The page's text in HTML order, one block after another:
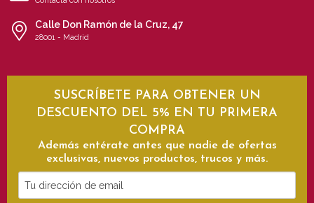
Calle Don Ramón de la Cruz, 47
28001 - Madrid
SUSCRÍBETE PARA OBTENER UN
DESCUENTO DEL 5% EN TU PRIMERA
COMPRA
Además entérate antes que nadie de ofertas
exclusivas, nuevos productos, trucos y más.
Tu
dirección